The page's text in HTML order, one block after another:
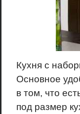
Кухня с
Основное
в том, что
под размер